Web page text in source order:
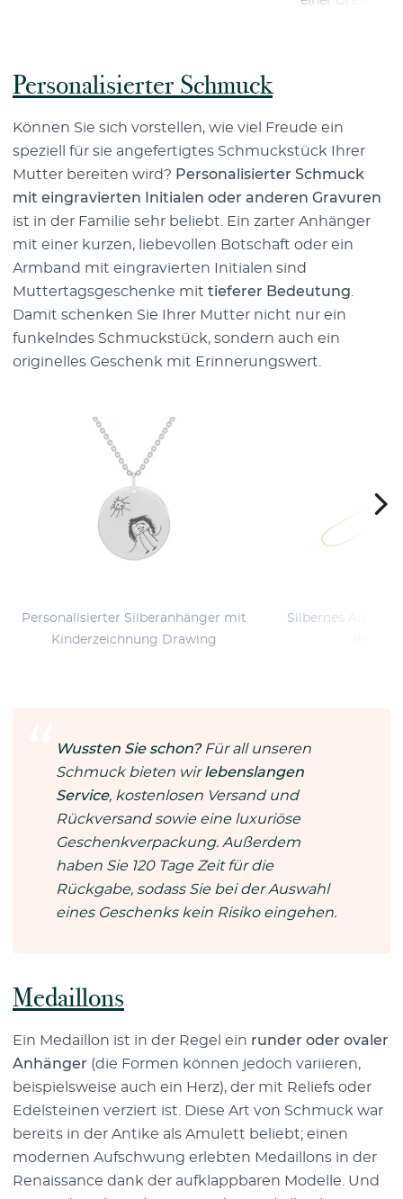
Personalisierter Schmuck
Können Sie sich vorstellen, wie viel Freude ein
speziell für sie angefertigtes Schmuckstück Ihrer
Mutter bereiten wird? Personalisierter Schmuck
mit eingravierten Initialen oder anderen Gravuren
ist in der Familie sehr beliebt. Ein zarter Anhänger
mit einer kurzen, liebevollen Botschaft oder ein
Armband mit eingravierten Initialen sind
Muttertagsgeschenke mit tieferer Bedeutung
Damit schenken Sie Ihrer Mutter nicht nur ein
funkelndes Schmuckstück, sondern auch ein
originelles Geschenk mit Erinnerungswert.
Personalisierter Silberanhänger mit
Kinderzeichnung Drawing
Silbernes
Wussten Sie schon?Für all unseren
Schmuck bieten wirlebenslangen
Service, kostenlosen Versand und
Rückversand sowie eine luxuriöse
Geschenkverpackung. Außerdem
haben Sie 120 Tage Zeit für die
Rückgabe, sodass Sie bei der Auswahl
eines Geschenks kein Risiko eingehen.
Medaillons
Ein Medaillon ist in der Regel ein runder oder ovaler
Anhänger (die Formen können jedoch variieren,
beispielsweise auch ein Herz), der mit Reliefs oder
Edelsteinen verziert ist. Diese Art von Schmuck war
bereits in der Antike als Amulett beliebt; einen
modernen Aufschwung erlebten Medaillons in der
Renaissance dank der aufklappbaren Modelle. Und